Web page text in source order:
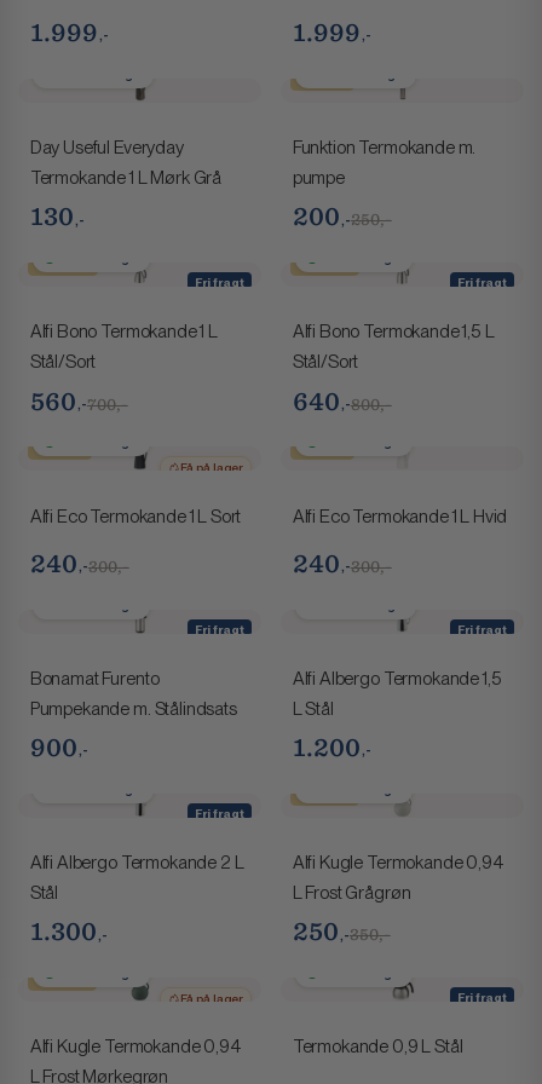
1.999,- 1.999,-
130 ,-
Day Useful Everyday
Termokande 1 L Mørk Grå
200 ,-250,-
Funktion Termokande m.
pumpe
Fri fragt
Spar 140,-
560 ,-700,-
Alfi Bono Termokande 1 L
Stål/Sort
Fri fragt
Spar 160,-
640 ,-800,-
Alfi Bono Termokande 1,5 L
Stål/Sort
Få på lager
Spar 60,-
240,-300,-
Alfi Eco Termokande 1 L Sort
Spar 60,-
240,-300,-
Alfi Eco Termokande 1 L Hvid
Fri fragt
900,-
Bonamat Furento
Pumpekande m. Stålindsats
Fri fragt
1.200,-
Alfi Albergo Termokande 1,5
L Stål
Fri fragt
1.300 ,-
Alfi Albergo Termokande 2 L
Stål
250 ,-350,-
Alfi Kugle Termokande 0,94
L Frost Grågrøn
Få på lager
Spar 100,-
Alfi Kugle Termokande 0,94
L Frost Mørkegrøn
Fri fragt
Termokande 0,9 L Stål